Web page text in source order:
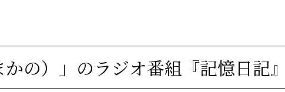
の）」のラジオ番組『記憶日記